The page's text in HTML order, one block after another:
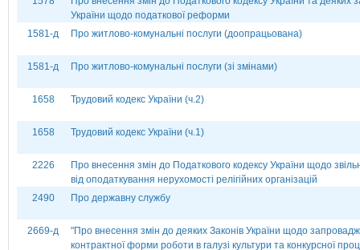
України щодо податкової реформи
1581-д
Про житлово-комунальні послуги (доопрацьована)
1581-д Про житлово-комунальні послуги (зі змінами)
1658 Трудовий кодекс України (ч.2)
1658 Трудовий кодекс України (ч.1)
2226
Про внесення змін до Податкового кодексу України щодо
від оподаткування нерухомості релігійних організацій
2490
Про державну службу
2669-д
"Про внесення змін до деяких Законів України щодо
контрактної форми роботи в галузі культури та конкурсної